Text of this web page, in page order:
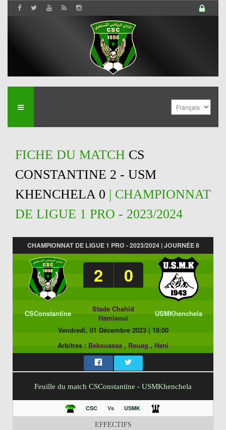
FICHE DU MATCH CS
CONSTANTINE 2 - USM
KHENCHELA 0 | CHAMPIONNAT
DE LIGUE 1 PRO - 2023/2024
CHAMPIONNAT DE LIGUE 1 PRO - 2023/2024 | JOURNÉE 8
2 0
CSConstantine
Stade Chahid
Hamlaoui
USMKhenchela
Vendredi, 01 Décembre 2023| 18:00
Arbitres : Bekouassa , Rouag , Hani
Feuille du match CSConstantine - USMKhenchela
CSC Vs USMK
EFFECTIFS